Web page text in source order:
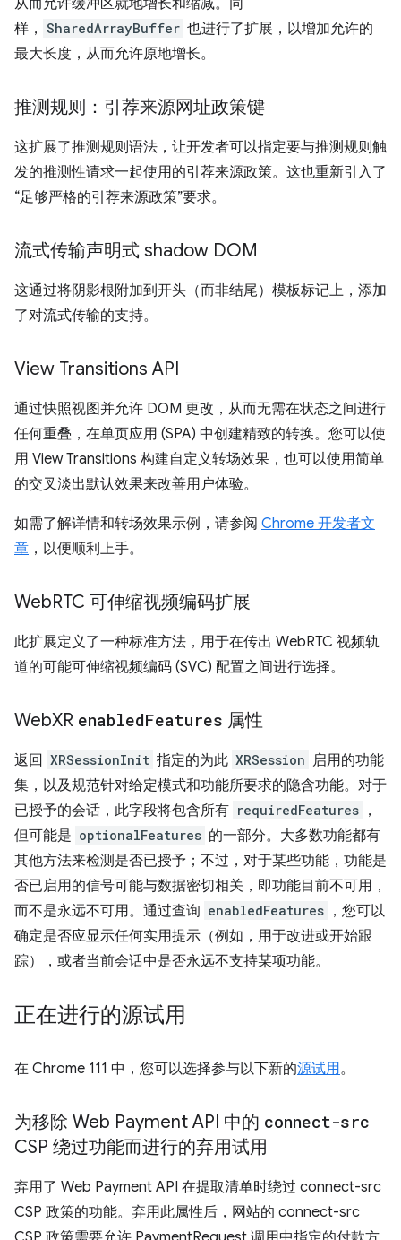
从而允许缓冲区就地增长和缩减。同
样， SharedArrayBuffer 也进行了扩展，以增加允许的
最大长度，从而允许原地增长。
推测规则：引荐来源网址政策键
这扩展了推测规则语法，让开发者可以指定要与推测规则触
发的推测性请求一起使用的引荐来源政策。这也重新引入了
“足够严格的引荐来源政策”要求。
流式传输声明式 shadow DOM
这通过将阴影根附加到开头（而非结尾）模板标记上，添加
了对流式传输的支持。
View Transitions API
通过快照视图并允许 DOM 更改，从而无需在状态之间进行
任何重叠，在单页应用 (SPA) 中创建精致的转换。您可以使
用 View Transitions 构建自定义转场效果，也可以使用简单
的交叉淡出默认效果来改善用户体验。
如需了解详情和转场效果示例，请参阅 Chrome 开发者文
章 ，以便顺利上手。
WebRTC 可伸缩视频编码扩展
此扩展定义了一种标准方法，用于在传出 WebRTC 视频轨
道的可能可伸缩视频编码 (SVC) 配置之间进行选择。
WebXR enabledFeatures 属性
返回 XRSessionInit 指定的为此 XRSession 启用的功能
集，以及规范针对给定模式和功能所要求的隐含功能。对于
已授予的会话，此字段将包含所有 requiredFeatures ，
但可能是 optionalFeatures 的一部分。大多数功能都有
其他方法来检测是否已授予；不过，对于某些功能，功能是
否已启用的信号可能与数据密切相关，即功能目前不可用，
而不是永远不可用。通过查询 enabledFeatures ，您可以
确定是否应显示任何实用提示（例如，用于改进或开始跟
踪），或者当前会话中是否永远不支持某项功能。
正在进行的源试用
在 Chrome 111 中，您可以选择参与以下新的源试用。
为移除 Web Payment API 中的 connect-src
CSP 绕过功能而进行的弃用试用
弃用了 Web Payment API 在提取清单时绕过 connect-src
CSP 政策的功能。弃用此属性后，网站的 connect-src